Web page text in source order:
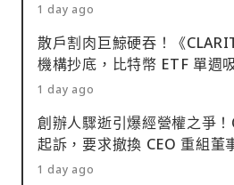
1 day ago
散戶割肉巨鯨硬吞！《
機構抄底，比特幣 ETF 單週
1 day ago
創辦人驟逝引爆經營權之爭
起訴，要求撤換 CEO 重組董
1 day ago